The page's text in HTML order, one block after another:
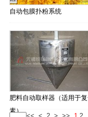
自动包膜扑粉系统
肥料自动取样器（适用于
素）